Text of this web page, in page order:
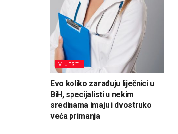
VIJESTI
Evo koliko zarađuju liječnici u
BiH, specijalisti u nekim
sredinama imaju i dvostruko
veća primanja